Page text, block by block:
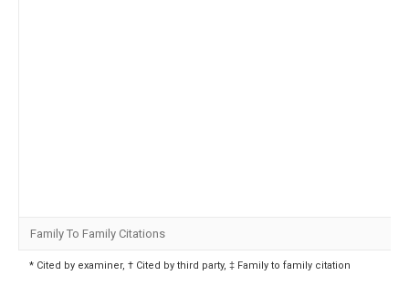
Family To Family Citations
* Cited by examiner, † Cited by third party, ‡ Family to family citation